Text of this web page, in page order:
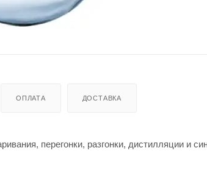
ОПЛАТА ДОСТАВКА
перегонки, разгонки, дистилляции и